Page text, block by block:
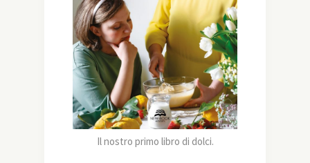
Il nostro primo libro di dolci.